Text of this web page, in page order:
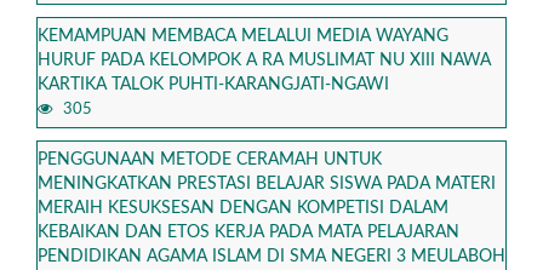
KEMAMPUAN MEMBACA MELALUI MEDIA WAYANG
HURUF PADA KELOMPOK A RA MUSLIMAT NU XIII NAWA
KARTIKA TALOK PUHTI-KARANGJATI-NGAWI
305
PENGGUNAAN METODE CERAMAH UNTUK
MENINGKATKAN PRESTASI BELAJAR SISWA PADA MATERI
MERAIH KESUKSESAN DENGAN KOMPETISI DALAM
KEBAIKAN DAN ETOS KERJA PADA MATA PELAJARAN
PENDIDIKAN AGAMA ISLAM DI SMA NEGERI 3 MEULABOH